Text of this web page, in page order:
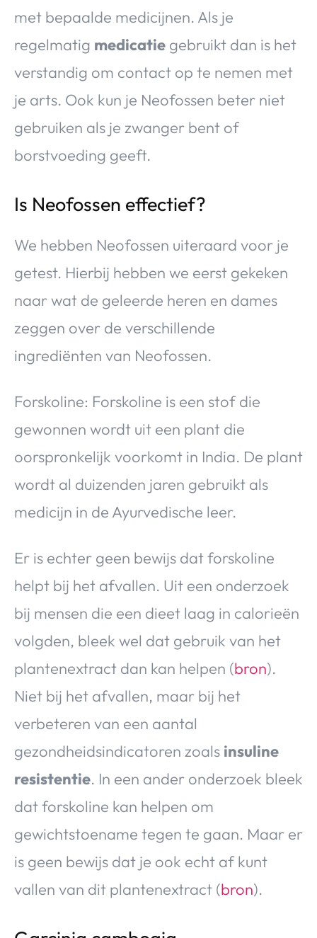
met bepaalde medicijnen. Als je
regelmatig medicatie gebruikt dan is het
verstandig om contact op te nemen met
je arts. Ook kun je Neofossen beter niet
gebruiken als je zwanger bent of
borstvoeding geeft.
Is Neofossen effectief?
We hebben Neofossen uiteraard voor je
getest. Hierbij hebben we eerst gekeken
naar wat de geleerde heren en dames
zeggen over de verschillende
ingrediënten van Neofossen.
Forskoline: Forskoline is een stof die
gewonnen wordt uit een plant die
oorspronkelijk voorkomt in India. De plant
wordt al duizenden jaren gebruikt als
medicijn in de Ayurvedische leer.
Er is echter geen bewijs dat forskoline
helpt bij het afvallen. Uit een onderzoek
bij mensen die een dieet laag in calorieën
volgden, bleek wel dat gebruik van het
plantenextract dan kan helpen (bron).
Niet bij het afvallen, maar bij het
verbeteren van een aantal
gezondheidsindicatoren zoals insuline
resistentie. In een ander onderzoek bleek
dat forskoline kan helpen om
gewichtstoename tegen te gaan. Maar er
is geen bewijs dat je ook echt af kunt
vallen van dit plantenextract (bron).